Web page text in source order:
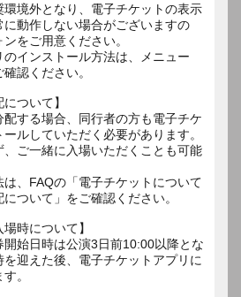
環境外となり、電子チケットの表示
動作しない場合がございますの
をご用意ください。
インストール方法は、メニュー
認ください。
ついて】
する場合、同行者の方も電子チケ
ルしていただく必要があります。
ご一緒に入場いただくことも可能
、FAQの「電子チケットについて
ついて」をご確認ください。
時について】
始日時は公演3日前10:00以降とな
を迎えた後、電子チケットアプリに
。